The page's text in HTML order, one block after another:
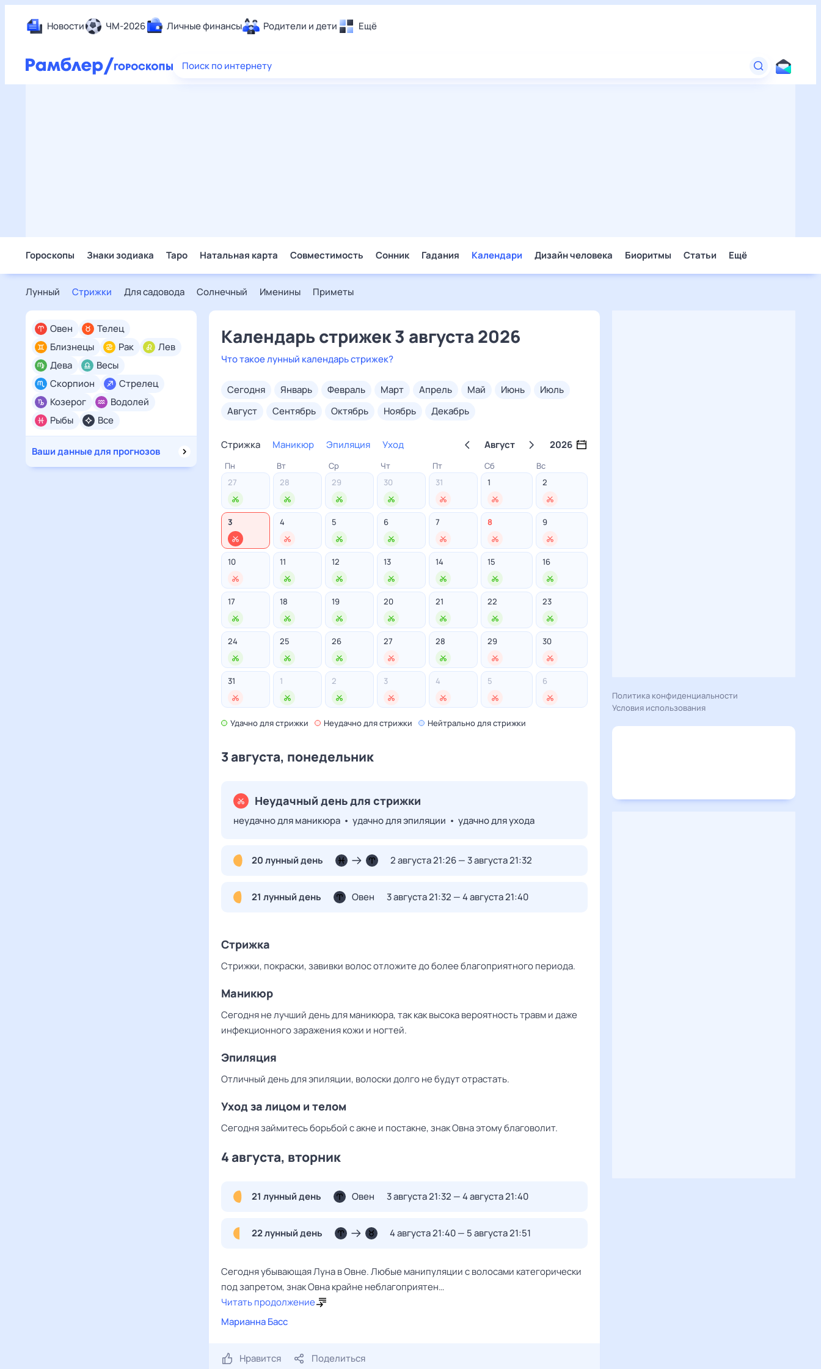
Новости ЧМ-2026 Личные финансы Родители и дети Ещё
Еда
Поиск по интернету
Гороскопы Знаки зодиака Таро Натальная карта Совместимость Сонник Гадания Календари Дизайн человека Биоритмы Статьи Ещё
Лунный Стрижки Для садовода Солнечный Именины Приметы
Все
Овен
Телец
Близнецы
Рак
Лев
Дева
Весы
Скорпион
Стрелец
Козерог
Водолей
Рыбы
Ваши данные для прогнозов
Календарь стрижек 3 августа 2026
Что такое лунный календарь стрижек?
сегодня январь февраль март апрель май июнь
июль
август
сентябрь октябрь ноябрь декабрь
Стрижка Маникюр Эпиляция Уход
Стрижка
Маникюр
Эпиляция
Август 2026
Пн Вт Ср Чт Пт Сб
Вс
27
28 29 30 31 1 2
3 4 5 6 7 8 9
10 11 12 13 14 15 16
17 18 19 20 21 22 23
24 25 26 27 28 29 30
31 1 2 3 4 5 6
Удачнодля стрижки Неудачнодля стрижки Нейтральнодля стрижки
3 августа, понедельник
Неудачный день для стрижки
неудачнодля маникюра • удачнодля эпиляции • удачнодля ухода
20 лунный день 2 августа 21:26 — 3 августа 21:32
21 лунный день Овен 3 августа 21:32 — 4 августа 21:40
Стрижка
Стрижки, покраски, завивки волос отложите до более благоприятного периода.
Маникюр
Сегодня не лучший день для маникюра, так как высока вероятность травм и даже
инфекционного заражения кожи и ногтей.
Эпиляция
Отличный день для эпиляции, волоски долго не будут отрастать.
Уход за лицом и телом
Сегодня займитесь борьбой с акне и постакне, знак Овна этому благоволит.
4 августа, вторник
21 лунный день Овен 3 августа 21:32 — 4 августа 21:40
22 лунный день 4 августа 21:40 — 5 августа 21:51
Сегодня убывающая Луна в Овне. Любые манипуляции с волосами категорически
под запретом, знак Овна крайне неблагоприятен…
Читать продолжение
Марианна Басс
Нравится Поделиться
Политика конфиденциальности
Условия использования